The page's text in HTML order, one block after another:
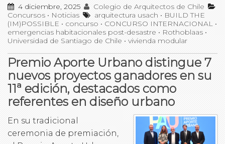
4 diciembre, 2025
Colegio de Arquitectos de Chile
Concursos • Noticias arquitectura usach • BUILD THE
(IM)POSSIBLE • concurso • CONCURSO INTERNACIONAL •
emergencias habitacionales post-desastre • Rothoblaas •
Universidad de Santiago de Chile • vivienda modular
Premio Aporte Urbano distingue 7
nuevos proyectos ganadores en su
11ª edición, destacados como
referentes en diseño urbano
En su tradicional
ceremonia de premiación,